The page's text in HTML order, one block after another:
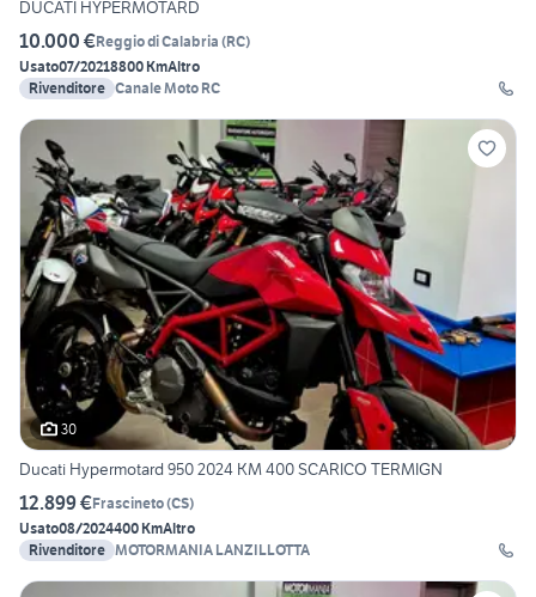
DUCATI HYPERMOTARD
10.000 €Reggio di Calabria (RC)
Usato07/20218800 KmAltro
Rivenditore Canale Moto RC
30
Ducati Hypermotard 950 2024 KM 400 SCARICO TERMIGN
12.899 €Frascineto(CS)
Usato08/2024400 KmAltro
Rivenditore MOTORMANIA LANZILLOTTA